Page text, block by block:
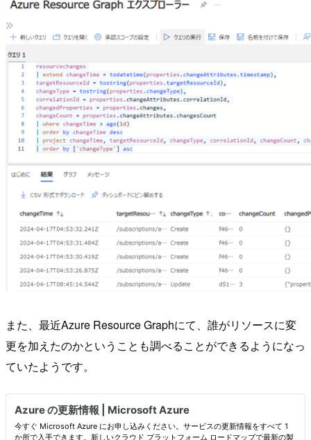
また、最近Azure Resource Graphにて、誰がリソースに変
更を加えたのかということも調べることができるようになっ
ていたようです。